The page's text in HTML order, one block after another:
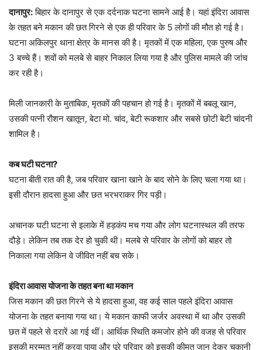
दानापुर:बिहार के दानापुर से एक दर्दनाक घटना सामने आई है। यहां इंदिरा आवास
के तहत बने मकान की छत गिरने से एक ही परिवार के 5 लोगों की मौत हो गई है।
घटना अकिलपुर थाना क्षेत्र के मानस की है। मृतकों में एक महिला, एक पुरुष और
3 बच्चे हैं। शवों को मलबे से बाहर निकाल लिया गया है और पुलिस मामले की जांच
कर रही है।
मिली जानकारी के मुताबिक, मृतकों की पहचान हो गई है। मृतकों में बबलू खान,
उसकी पत्नी रौशन खातून, बेटा मो. चांद, बेटी रूकशार और सबसे छोटी बेटी चांदनी
शामिल है।
कब घटी घटना?
घटना बीती रात की है, जब परिवार खाना खाने के बाद सोने के लिए चला गया था।
इसी दौरान हादसा हुआ और छत भरभराकर गिर पड़ी।
अचानक घटी घटना से इलाके में हड़कंप मच गया और लोग घटनास्थल की तरफ
दौड़े। लेकिन तब तक देर हो चुकी थी। मलबे से परिवार के लोगों को बाहर तो
निकाला गया लेकिन वे जीवित नहीं बच सके।
इंदिरा आवास योजना के तहत बना था मकान
जिस मकान की छत गिरने से ये हादसा हुआ, वह कई साल पहले इंदिरा आवास
योजना के तहत बनाया गया था। ये मकान काफी जर्जर अवस्था में था और उसकी
छत में पहले से दरारें आ गई थीं। आर्थिक स्थिति कमजोर होने की वजह से परिवार
इसकी मरम्मत नहीं करवा पाया और पूरे परिवार को इसकी कीमत जान देकर चुकानी